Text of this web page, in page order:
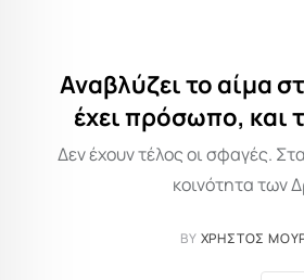
Αναβλύζει το αίμα
έχει πρόσωπο, και
Δεν έχουν τέλος οι σφαγές.
κοινότητα των
BY ΧΡΉΣΤΟΣ